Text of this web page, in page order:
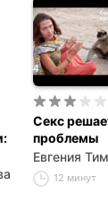
Секс
проблемы
Евгения
12 минут